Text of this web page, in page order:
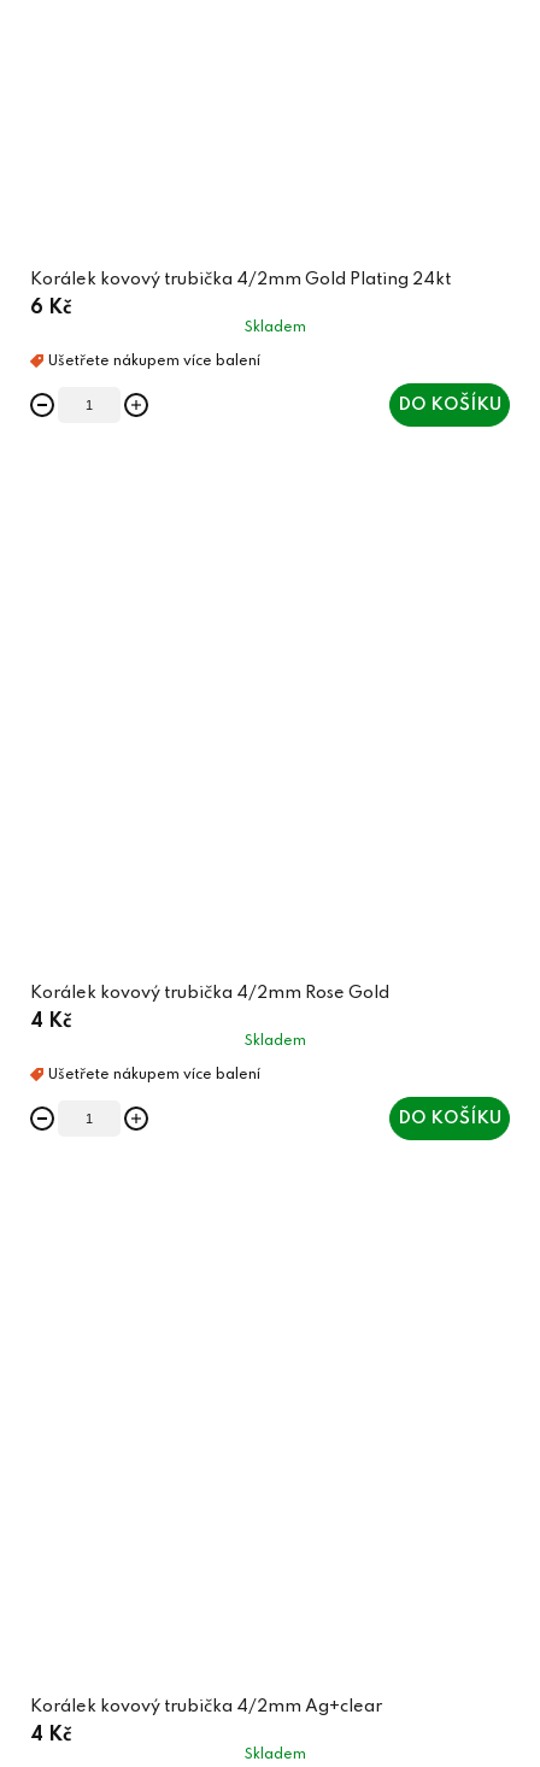
Korálek kovový trubička 4/2mm Gold Plating 24kt
6 Kč
Skladem
DO KOŠÍKU
Korálek kovový trubička 4/2mm Rose Gold
4 Kč
Skladem
DO KOŠÍKU
Korálek kovový trubička 4/2mm Ag+clear
4 Kč
Skladem